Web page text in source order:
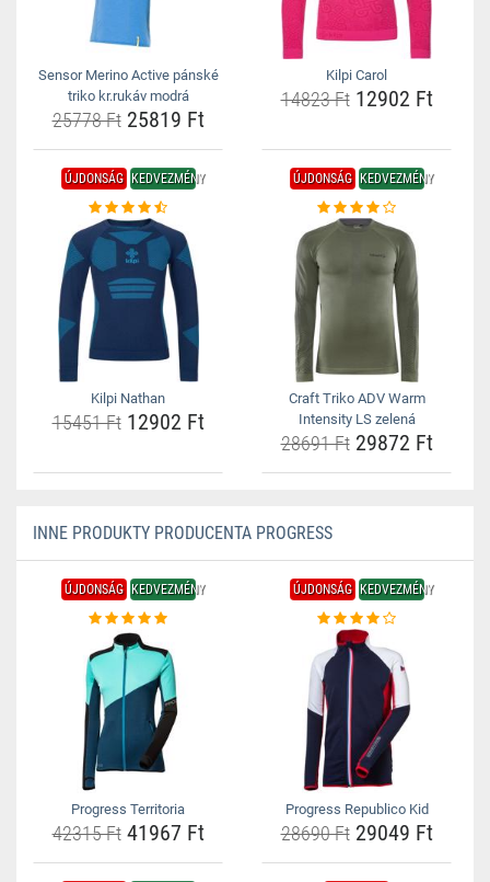
Sensor Merino Active pánské
triko kr.rukáv modrá
25778 Ft25819 Ft
Kilpi Carol
14823 Ft12902 Ft
ÚJDONSÁG KEDVEZMÉNY
Kilpi Nathan
15451 Ft12902 Ft
ÚJDONSÁG KEDVEZMÉNY
Craft Triko ADV Warm
Intensity LS zelená
28691 Ft29872 Ft
INNE PRODUKTY PRODUCENTA PROGRESS
ÚJDONSÁG KEDVEZMÉNY
Progress Territoria
42315 Ft41967 Ft
ÚJDONSÁG KEDVEZMÉNY
Progress Republico Kid
28690 Ft29049 Ft